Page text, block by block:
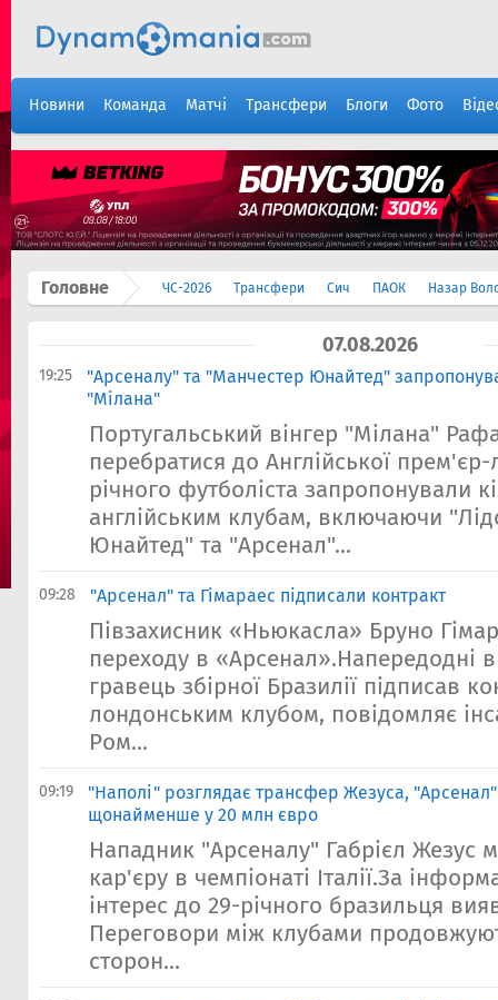
Новини Команда Матчі Трансфери Блоги Фото
Головне ЧС-2026 Трансфери Сич ПАОК Назар
07.08.2026
19:25
"Арсеналу" та "Манчестер Юнайтед"
"Мілана"
Португальський вінгер "Мілана"
перебратися до Англійської прем'єр-
річного футболіста запропонували
англійським клубам, включаючи
Юнайтед" та "Арсенал"...
09:28 "Арсенал" та Гімараес підписали контракт
Півзахисник «Ньюкасла» Бруно
переходу в «Арсенал».Напередодні
гравець збірної Бразилії підписав
лондонським клубом, повідомляє
Ром...
09:19
"Наполі" розглядає трансфер Жезуса,
щонайменше у 20 млн євро
Нападник "Арсеналу" Габрієл Жезус
кар'єру в чемпіонаті Італії.За
інтерес до 29-річного бразильця
Переговори між клубами
сторон...